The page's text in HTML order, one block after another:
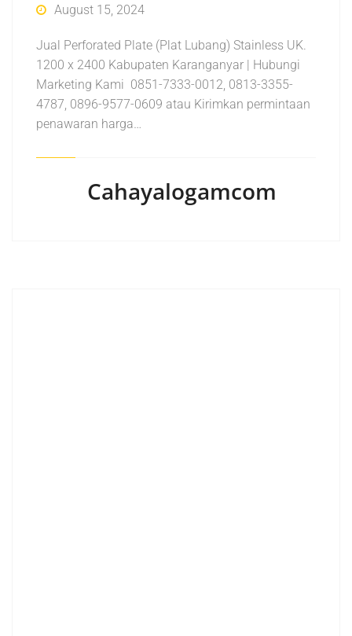
August 15, 2024
Jual Perforated Plate (Plat Lubang) Stainless UK.
1200 x 2400 Kabupaten Karanganyar | Hubungi
Marketing Kami 0851-7333-0012, 0813-3355-
4787, 0896-9577-0609 atau Kirimkan permintaan
penawaran harga…
Cahayalogamcom